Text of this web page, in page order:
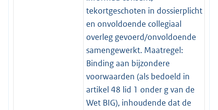
tekortgeschoten in dossierplicht
en onvoldoende collegiaal
overleg gevoerd/onvoldoende
samengewerkt. Maatregel:
Binding aan bijzondere
voorwaarden (als bedoeld in
artikel 48 lid 1 onder g van de
Wet BIG), inhoudende dat de